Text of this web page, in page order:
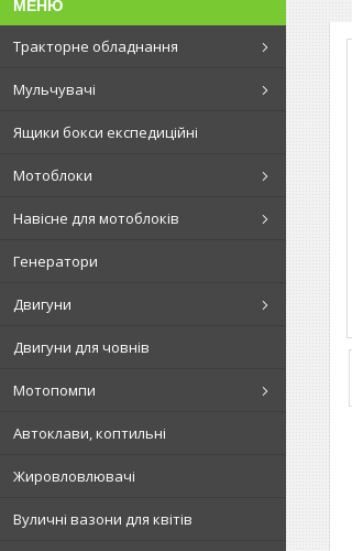
Тракторне обладнання
Мульчувачі
Ящики бокси експедиційні
Мотоблоки
Навісне для мотоблоків
Генератори
Двигуни
Двигуни для човнів
Мотопомпи
Автоклави, коптильні
Жировловлювачі
Вуличні вазони для квітів